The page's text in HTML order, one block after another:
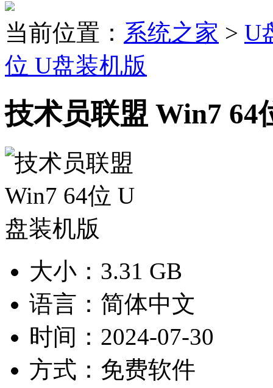
当前位置： 系统之家 > U
位 U盘装机版
技术员联盟 Win7 64
大小： 3.31 GB
语言： 简体中文
时间： 2024-07-30
方式： 免费软件